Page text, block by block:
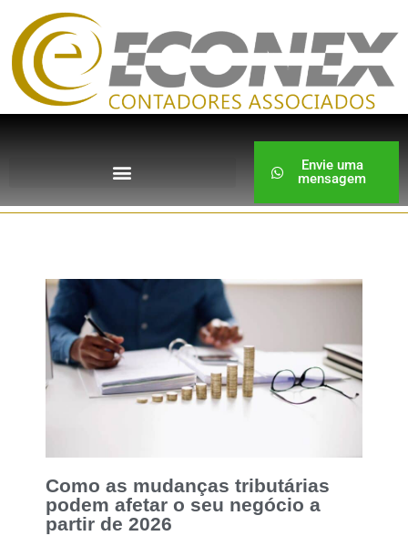
Envie uma
mensagem
Como as mudanças tributárias
podem afetar o seu negócio a
partir de 2026